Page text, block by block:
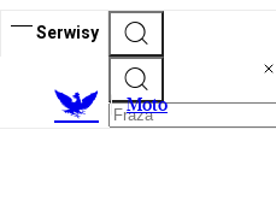
Serwisy
Moto